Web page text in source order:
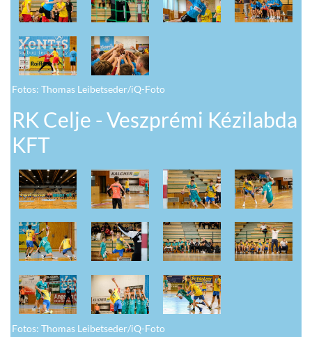
Fotos: Thomas Leibetseder/iQ-Foto
RK Celje - Veszprémi Kézilabda
KFT
Fotos: Thomas Leibetseder/iQ-Foto